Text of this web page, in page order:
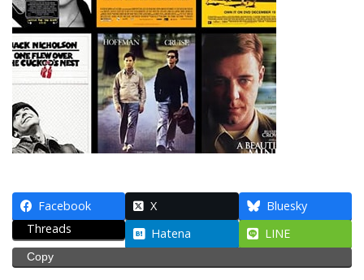
Facebook X
Bluesky
Threads
Hatena LINE
Copy